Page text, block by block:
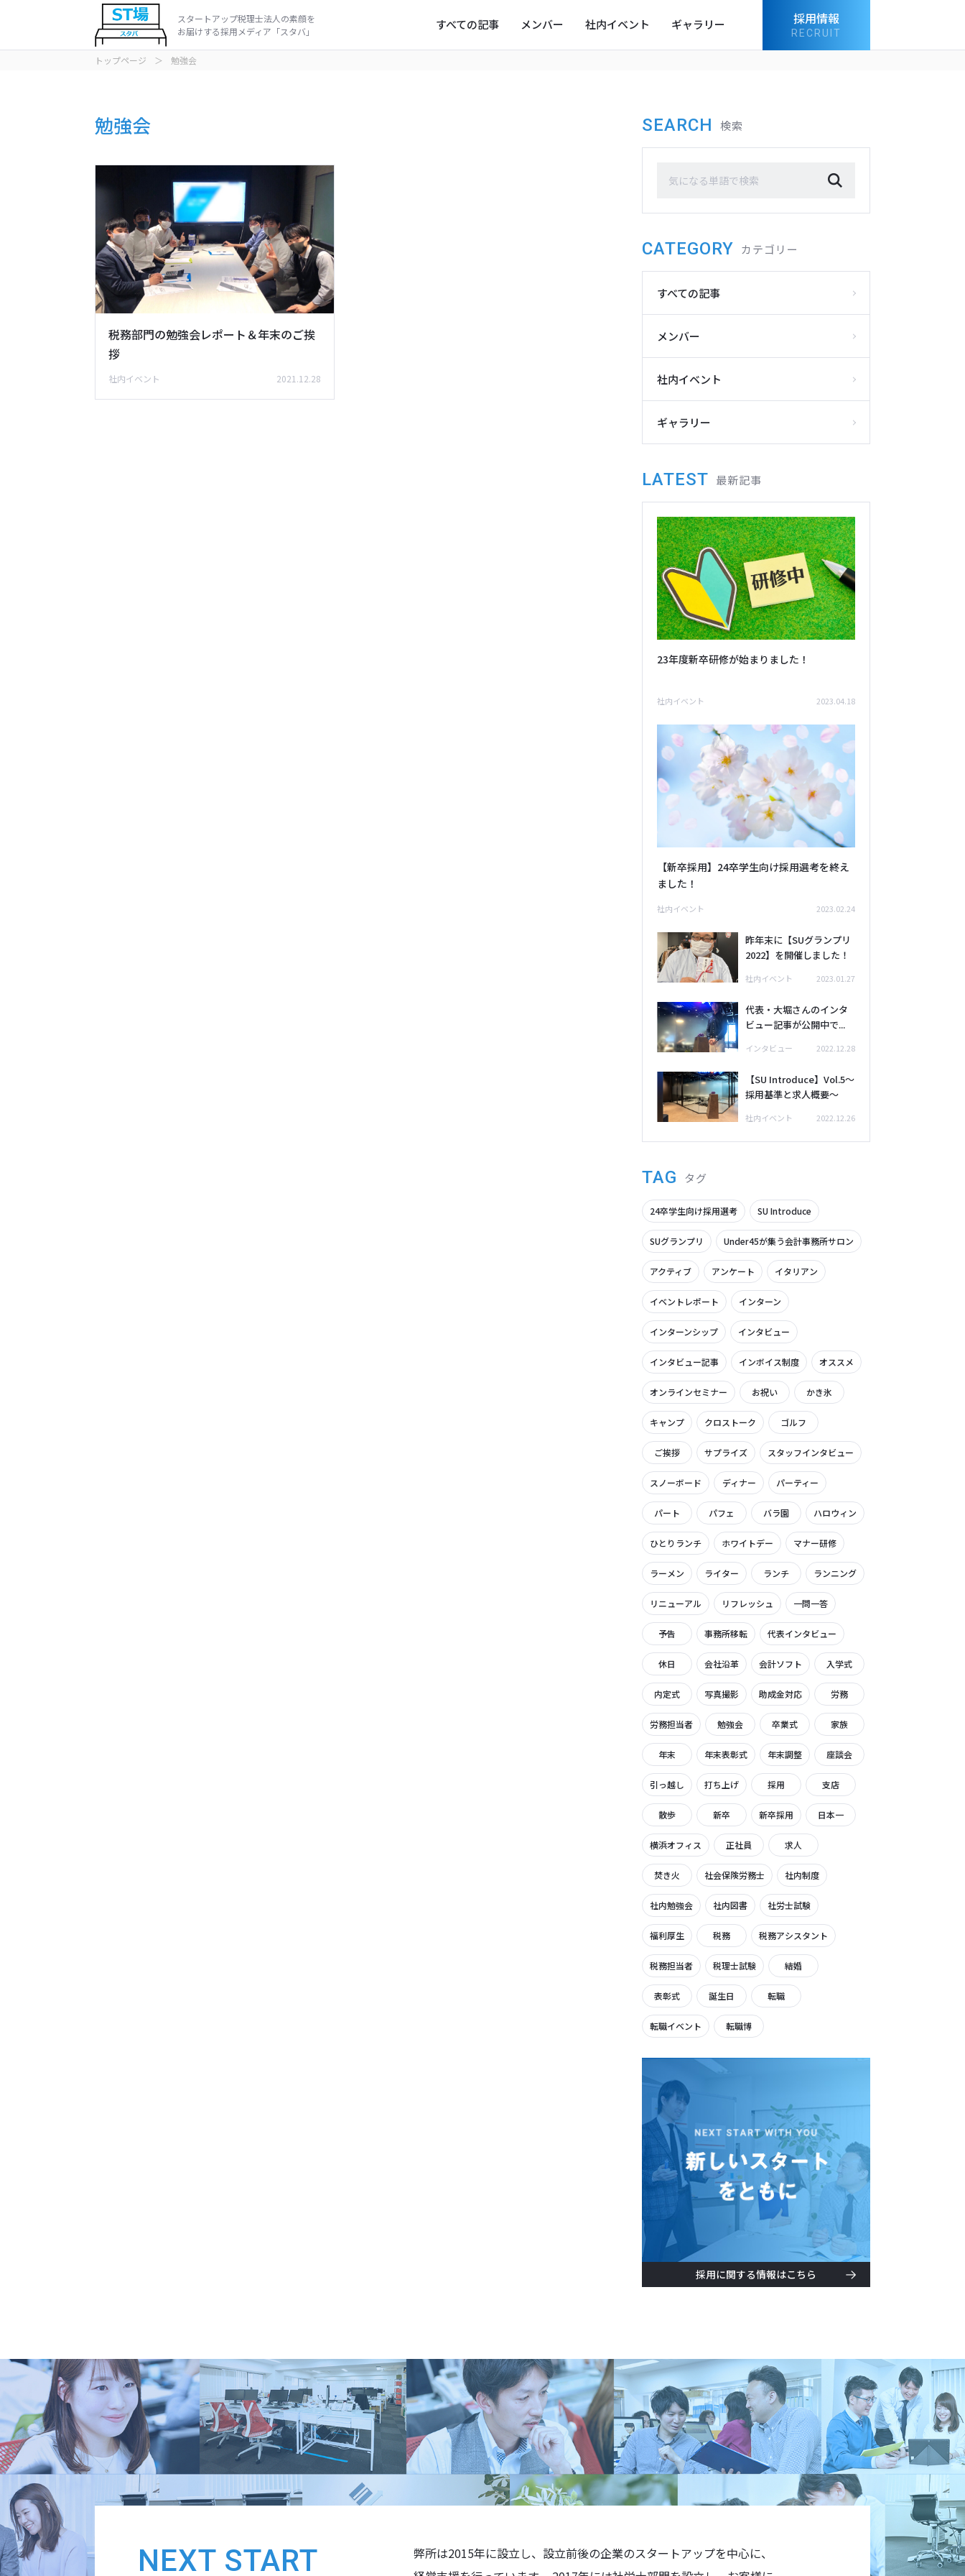
スタートアップ税理士法人の素顔を
お届けする採用メディア「スタバ」
すべての記事 メンバー 社内イベント ギャラリー 採用情報
RECRUIT
トップページ ＞ 勉強会
勉強会
税務部門の勉強会レポート＆年末のご挨
拶
社内イベント 2021.12.28
SEARCH 検索
CATEGORY カテゴリー
すべての記事
メンバー
社内イベント
ギャラリー
LATEST 最新記事
23年度新卒研修が始まりました！
社内イベント 2023.04.18
【新卒採用】24卒学生向け採用選考を終え
ました！
社内イベント 2023.02.24
昨年末に【SUグランプリ
2022】を開催しました！
社内イベント 2023.01.27
代表・大堀さんのインタ
ビュー記事が公開中で...
インタビュー 2022.12.28
【SU Introduce】Vol.5～
採用基準と求人概要～
社内イベント 2022.12.26
TAG タグ
24卒学生向け採用選考 SU Introduce
SUグランプリ Under45が集う会計事務所サロン
アクティブ アンケート イタリアン
イベントレポート インターン
インターンシップ インタビュー
インタビュー記事 インボイス制度 オススメ
オンラインセミナー お祝い かき氷
キャンプ クロストーク ゴルフ
ご挨拶 サプライズ スタッフインタビュー
スノーボード ディナー パーティー
パート パフェ バラ園 ハロウィン
ひとりランチ ホワイトデー マナー研修
ラーメン ライター ランチ ランニング
リニューアル リフレッシュ 一問一答
予告 事務所移転 代表インタビュー
休日 会社沿革 会計ソフト 入学式
内定式 写真撮影 助成金対応 労務
労務担当者 勉強会 卒業式 家族
年末 年末表彰式 年末調整 座談会
引っ越し 打ち上げ 採用 支店
散歩 新卒 新卒採用 日本一
横浜オフィス 正社員 求人
焚き火 社会保険労務士 社内制度
社内勉強会 社内図書 社労士試験
福利厚生 税務 税務アシスタント
税務担当者 税理士試験 結婚
表彰式 誕生日 転職
転職イベント 転職博
採用に関する情報はこちら
NEXT START
弊所は2015年に設立し、設立前後の企業のスタートアップを中心に、